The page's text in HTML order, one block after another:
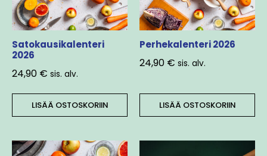
Satokausikalenteri
2026
24,90 € sis. alv.
LISÄÄ OSTOSKORIIN
Perhekalenteri 2026
24,90 € sis. alv.
LISÄÄ OSTOSKORIIN